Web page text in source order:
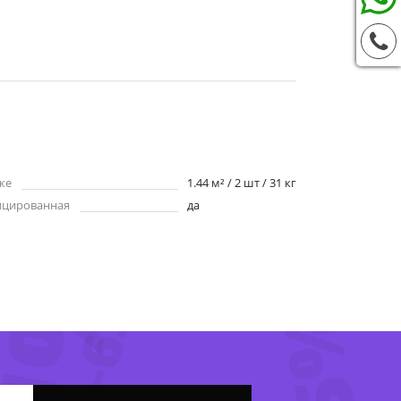
1.44 м² / 2 шт / 31 кг
да
-63%